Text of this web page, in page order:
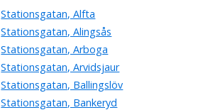
Stationsgatan, Alfta
Stationsgatan, Alingsås
Stationsgatan, Arboga
Stationsgatan, Arvidsjaur
Stationsgatan, Ballingslöv
Stationsgatan, Bankeryd